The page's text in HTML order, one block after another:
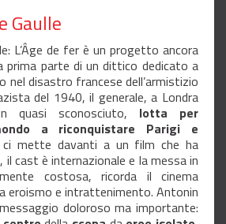
Gaulle
L’Âge de fer è un progetto ancora
parte di un dittico dedicato a
nel disastro francese dell’armistizio
del 1940, il generale, a Londra
quasi sconosciuto, lotta per
a riconquistare Parigi e
mette davanti a un film che ha
il cast è internazionale e la messa in
costosa, ricorda il cinema
eroismo e intrattenimento. Antonin
doloroso ma importante: